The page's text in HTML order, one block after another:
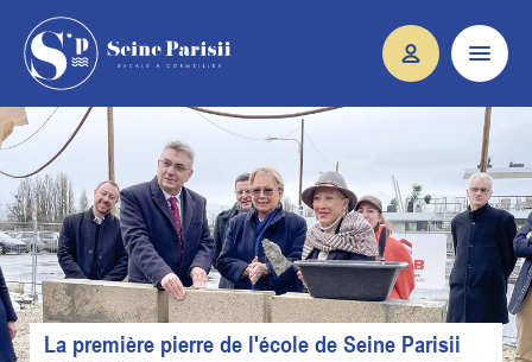
La première pierre de l'école de Seine Parisii